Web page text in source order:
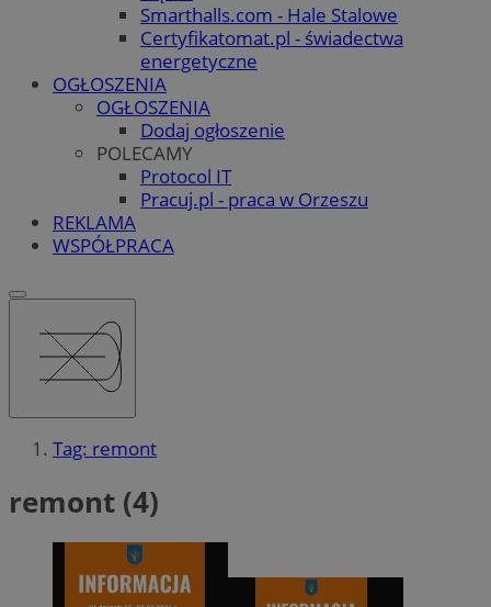
Smarthalls.com - Hale Stalowe
Certyfikatomat.pl - świadectwa
energetyczne
OGŁOSZENIA
OGŁOSZENIA
Dodaj ogłoszenie
POLECAMY
Protocol IT
Pracuj.pl - praca w Orzeszu
REKLAMA
WSPÓŁPRACA
Tag: remont
remont (4)